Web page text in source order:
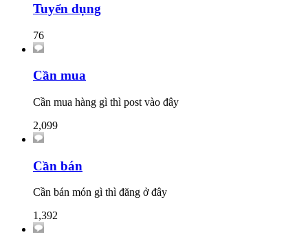
Tuyển dụng
76
Cần mua
Cần mua hàng gì thì post vào đây
2,099
Cần bán
Cần bán món gì thì đăng ở đây
1,392